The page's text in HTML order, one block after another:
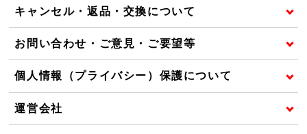
キャンセル・返品・交換について
お問い合わせ・ご意見・ご要望等
個人情報（プライバシー）保護について
運営会社